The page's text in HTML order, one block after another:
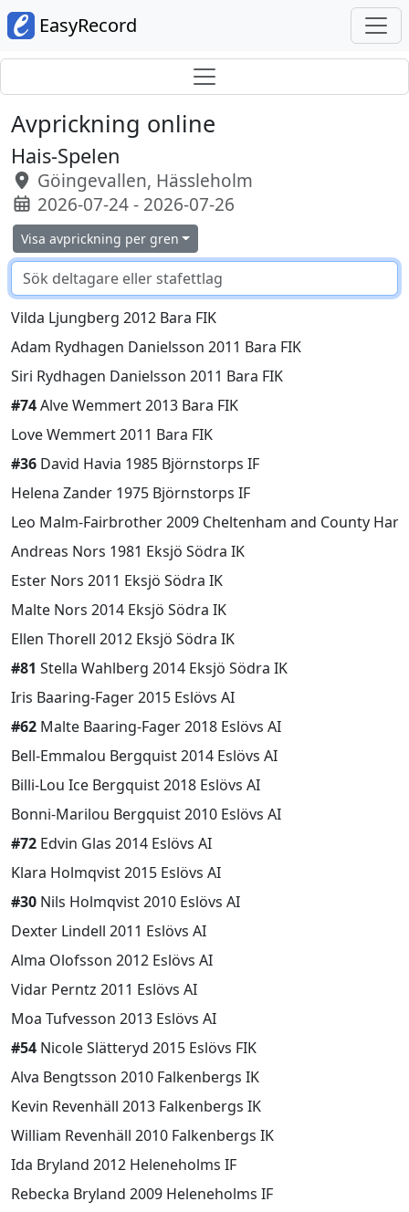
EasyRecord
Avprickning online
Hais-Spelen
Göingevallen, Hässleholm
2026-07-24 - 2026-07-26
Vilda Ljungberg 2012 Bara FIK
Adam Rydhagen Danielsson 2011 Bara FIK
Siri Rydhagen Danielsson 2011 Bara FIK
#74Alve Wemmert 2013 Bara FIK
Love Wemmert 2011 Bara FIK
#36 David Havia 1985 Björnstorps IF
Helena Zander 1975 Björnstorps IF
Leo Malm-Fairbrother 2009 Cheltenham and County
Andreas Nors 1981 Eksjö Södra IK
Ester Nors 2011 Eksjö Södra IK
Malte Nors 2014 Eksjö Södra IK
Ellen Thorell 2012 Eksjö Södra IK
#81 Stella Wahlberg 2014 Eksjö Södra IK
Iris Baaring-Fager 2015 Eslövs AI
#62 Malte Baaring-Fager 2018 Eslövs AI
Bell-Emmalou Bergquist 2014 Eslövs AI
Billi-Lou Ice Bergquist 2018 Eslövs AI
Bonni-Marilou Bergquist 2010 Eslövs AI
#72 Edvin Glas 2014 Eslövs AI
Klara Holmqvist 2015 Eslövs AI
#30 Nils Holmqvist 2010 Eslövs AI
Dexter Lindell 2011 Eslövs AI
Alma Olofsson 2012 Eslövs AI
Vidar Perntz 2011 Eslövs AI
Moa Tufvesson 2013 Eslövs AI
#54 Nicole Slätteryd 2015 Eslövs FIK
Alva Bengtsson 2010 Falkenbergs IK
Kevin Revenhäll 2013 Falkenbergs IK
William Revenhäll 2010 Falkenbergs IK
Ida Bryland 2012 Heleneholms IF
Rebecka Bryland 2009 Heleneholms IF
Visa avprickning per gren